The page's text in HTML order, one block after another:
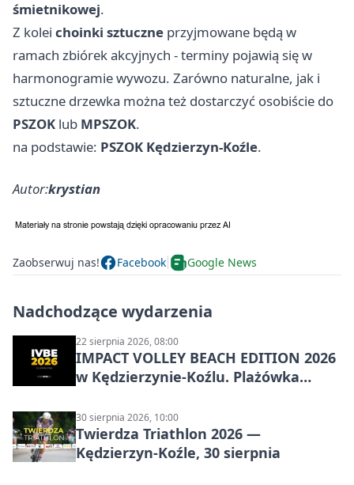
śmietnikowej.
Z kolei choinki sztuczne przyjmowane będą w
ramach zbiórek akcyjnych - terminy pojawią się w
harmonogramie wywozu. Zarówno naturalne, jak i
sztuczne drzewka można też dostarczyć osobiście do
PSZOK lub MPSZOK.
na podstawie: PSZOK Kędzierzyn-Koźle.
Autor:krystian
Zaobserwuj nas! Facebook Google News
Nadchodzące wydarzenia
22 sierpnia 2026, 08:00
IMPACT VOLLEY BEACH EDITION 2026
w Kędzierzynie-Koźlu. Plażówka
30 sierpnia 2026, 10:00
Twierdza Triathlon 2026 —
Kędzierzyn-Koźle, 30 sierpnia